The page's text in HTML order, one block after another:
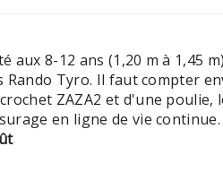
8-12 ans (1,20 m à 1,45
Tyro. Il faut compter
ZAZA2 et d'une
en ligne de vie continue.